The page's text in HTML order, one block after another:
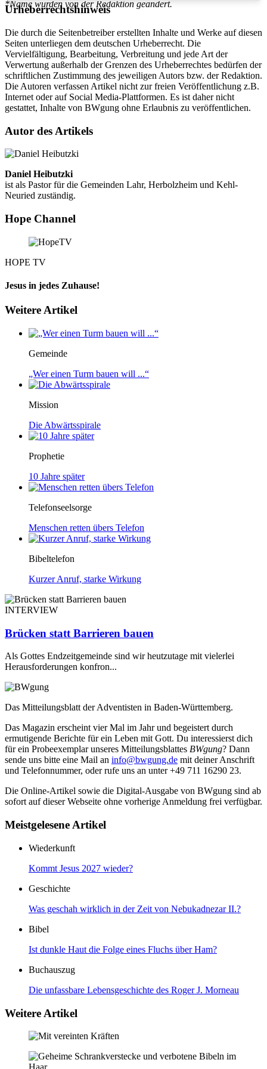
*Name wurden von der Redaktion geändert.
Urheberrechtshinweis
Die durch die Seitenbetreiber erstellten Inhalte und Werke auf diesen
Seiten unterliegen dem deutschen Urheberrecht. Die
Vervielfältigung, Bearbeitung, Verbreitung und jede Art der
Verwertung außerhalb der Grenzen des Urheberrechtes bedürfen der
schriftlichen Zustimmung des jeweiligen Autors bzw. der Redaktion.
Die Autoren verfassen Artikel nicht zur freien Veröffentlichung z.B.
Internet oder auf Social Media-Plattformen. Es ist daher nicht
gestattet, Inhalte von BWgung ohne Erlaubnis zu veröffentlichen.
Autor des Artikels
Daniel Heibutzki
ist als Pastor für die Gemeinden Lahr, Herbolzheim und Kehl-
Neuried zuständig.
Hope Channel
HOPE TV
Jesus in jedes Zuhause!
Weitere Artikel
Gemeinde
„Wer einen Turm bauen will ...“
Mission
Die Abwärtsspirale
Prophetie
10 Jahre später
Telefonseelsorge
Menschen retten übers Telefon
Bibeltelefon
Kurzer Anruf, starke Wirkung
INTERVIEW
Brücken statt Barrieren bauen
Als Gottes Endzeitgemeinde sind wir heutzutage mit vielerlei
Herausforderungen konfron...
Das Mitteilungsblatt der Adventisten in Baden-Württemberg.
Das Magazin erscheint vier Mal im Jahr und begeistert durch
ermutigende Berichte für ein Leben mit Gott. Du interessierst dich
für ein Probeexemplar unseres Mitteilungsblattes BWgung? Dann
sende uns bitte eine Mail an info@bwgung.de mit deiner Anschrift
und Telefonnummer, oder rufe uns an unter +49 711 16290 23.
Die Online-Artikel sowie die Digital-Ausgabe von BWgung sind ab
sofort auf dieser Webseite ohne vorherige Anmeldung frei verfügbar.
Meistgelesene Artikel
Wiederkunft
Kommt Jesus 2027 wieder?
Geschichte
Was geschah wirklich in der Zeit von Nebukadnezar II.?
Bibel
Ist dunkle Haut die Folge eines Fluchs über Ham?
Buchauszug
Die unfassbare Lebensgeschichte des Roger J. Morneau
Weitere Artikel